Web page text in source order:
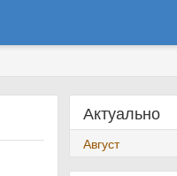
Актуально
Август